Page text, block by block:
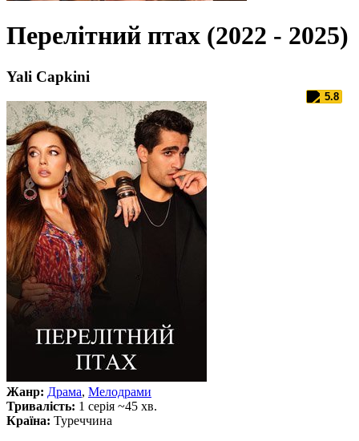
Перелітний птах (2022 - 2025)
Yali Capkini
5.8
Жанр: Драма, Мелодрами
Тривалість: 1 серія ~45 хв.
Країна: Туреччина